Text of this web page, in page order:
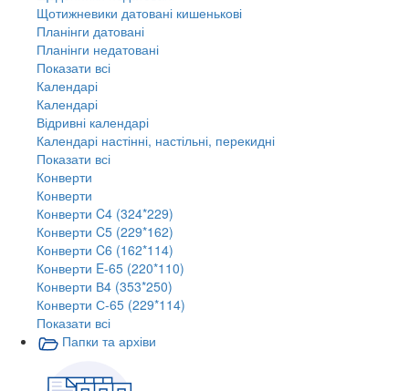
Щотижневики датовані кишенькові
Планінги датовані
Планінги недатовані
Показати всі
Календарі
Календарі
Відривні календарі
Календарі настінні, настільні, перекидні
Показати всі
Конверти
Конверти
Конверти C4 (324*229)
Конверти C5 (229*162)
Конверти C6 (162*114)
Конверти E-65 (220*110)
Конверти В4 (353*250)
Конверти С-65 (229*114)
Показати всі
Папки та архіви